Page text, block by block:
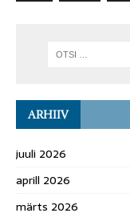
ARHIIV
juuli 2026
aprill 2026
märts 2026